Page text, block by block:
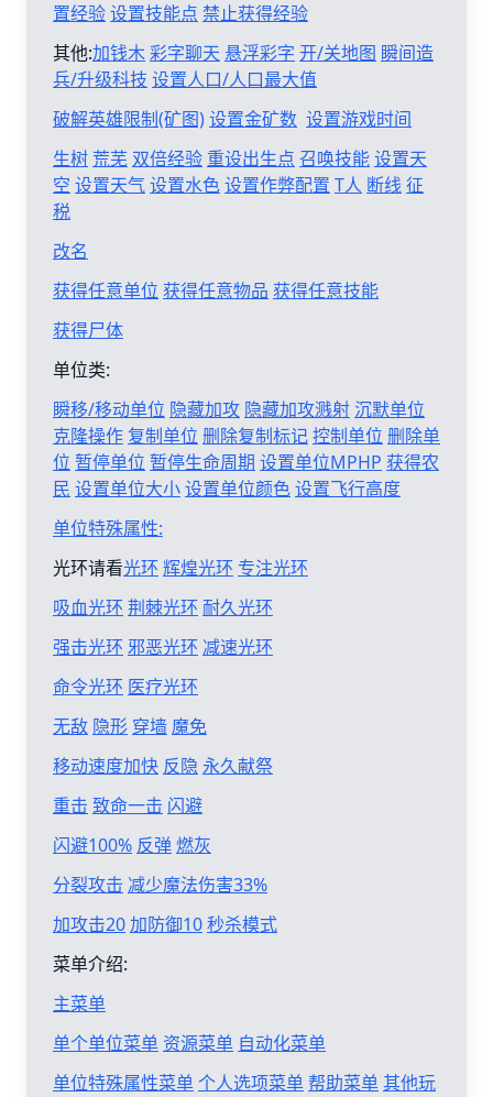
置经验设置技能点 禁止获得经验
其他:加钱木彩字聊天 悬浮彩字 开/关地图 瞬间造
兵/升级科技 设置人口/人口最大值
破解英雄限制(矿图)设置金矿数 设置游戏时间
生树 荒芜 双倍经验 重设出生点 召唤技能设置天
空 设置天气设置水色设置作弊配置 T人 断线征
税
改名
获得任意单位 获得任意物品 获得任意技能
获得尸体
单位类:
瞬移/移动单位 隐藏加攻 隐藏加攻溅射沉默单位
克隆操作 复制单位 删除复制标记控制单位 删除单
位 暂停单位 暂停生命周期 设置单位MPHP 获得农
民 设置单位大小设置单位颜色设置飞行高度
单位特殊属性:
光环请看光环 辉煌光环 专注光环
吸血光环 荆棘光环 耐久光环
强击光环 邪恶光环 减速光环
命令光环 医疗光环
无敌 隐形 穿墙 魔免
移动速度加快 反隐 永久献祭
重击 致命一击 闪避
闪避100% 反弹燃灰
分裂攻击 减少魔法伤害33%
加攻击20加防御10秒杀模式
菜单介绍:
主菜单
单个单位菜单 资源菜单 自动化菜单
单位特殊属性菜单个人选项菜单帮助菜单其他玩